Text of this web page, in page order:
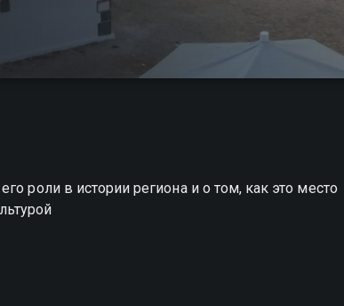
роли в истории региона и о том, как это место